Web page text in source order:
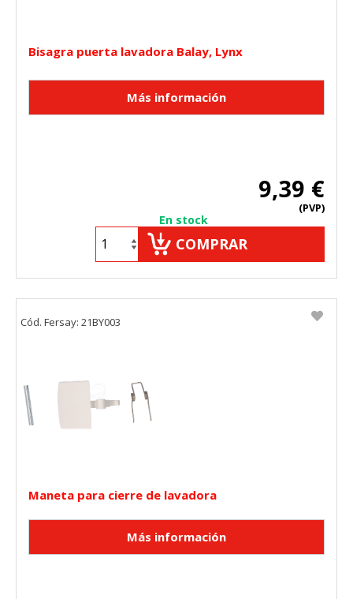
Bisagra puerta lavadora Balay, Lynx
9,39 €
(PVP)
En stock
COMPRAR
Maneta para cierre de lavadora
Cód. Fersay: 21BY003